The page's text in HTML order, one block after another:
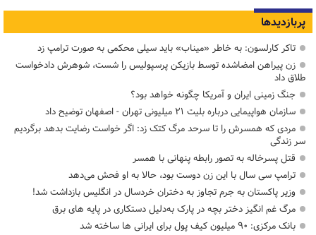
پربازدیدها
تاکر کارلسون: به خاطر «میناب» باید سیلی محکمی به صورت ترامپ زد
زن پیراهن امضاشده توسط بازیکن پرسپولیس را شست، شوهرش دادخواست
طلاق داد
جنگ زمینی ایران و آمریکا چگونه خواهد بود؟
سازمان هواپیمایی درباره بلیت ۲۱ میلیونی تهران - اصفهان توضیح داد
مردی که همسرش را تا سرحد مرگ کتک زد: اگر خواست رضایت بدهد برگردیم
سر زندگی
قتل پسرخاله به تصور رابطه پنهانی با همسر
ترامپ سی سال با این زن دوست بود، حالا به او فحش می‌دهد
وزیر پاکستان به جرم تجاوز به دختران خردسال در انگلیس بازداشت شد!
مرگ غم انگیز دختر بچه در پارک به‌دلیل دستکاری در پایه های برق
بانک مرکزی: ۹۰ میلیون کیف پول برای ایرانی ها ساخته شد